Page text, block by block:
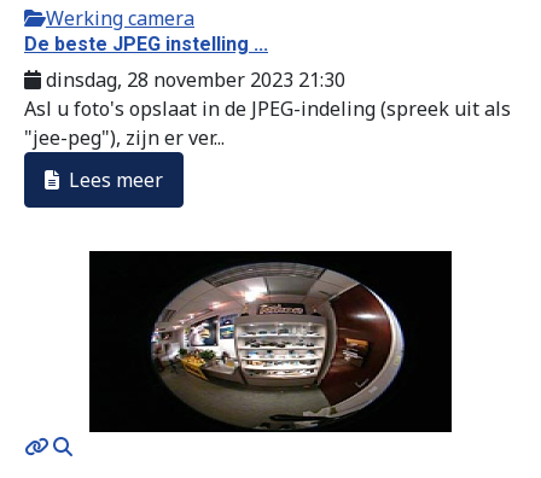
Werking camera
De beste JPEG instelling ...
dinsdag, 28 november 2023 21:30
Asl u foto's opslaat in de JPEG-indeling (spreek uit als
"jee-peg"), zijn er ver...
Lees meer